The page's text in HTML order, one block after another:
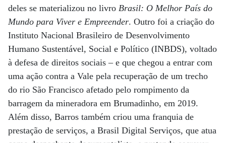
deles se materializou no livro Brasil: O Melhor País do
Mundo para Viver e Empreender. Outro foi a criação do
Instituto Nacional Brasileiro de Desenvolvimento
Humano Sustentável, Social e Político (INBDS), voltado
à defesa de direitos sociais – e que chegou a entrar com
uma ação contra a Vale pela recuperação de um trecho
do rio São Francisco afetado pelo rompimento da
barragem da mineradora em Brumadinho, em 2019.
Além disso, Barros também criou uma franquia de
prestação de serviços, a Brasil Digital Serviços, que atua